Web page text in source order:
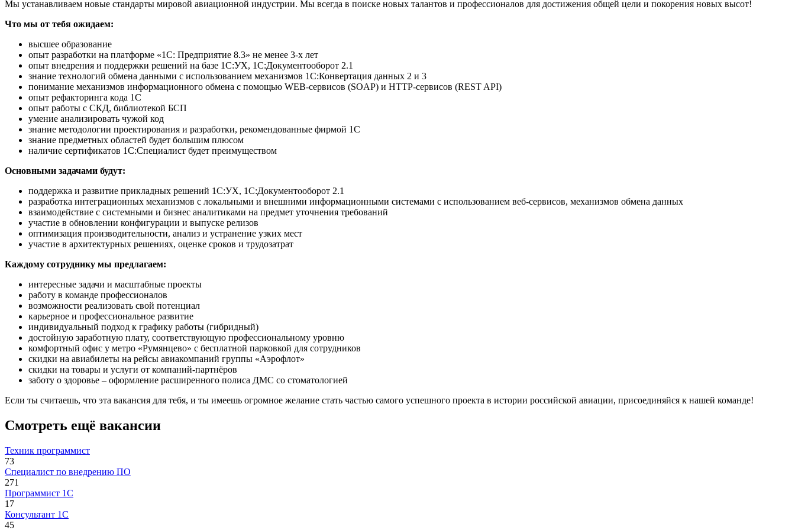
Мы устанавливаем новые стандарты мировой авиационной индустрии. Мы всегда в поиске новых талантов и профессионалов для достижения общей цели и покорения новых высот!
Что мы от тебя ожидаем:
высшее образование
опыт разработки на платформе «1С: Предприятие 8.3» не менее 3-х лет
опыт внедрения и поддержки решений на базе 1С:УХ, 1С:Документооборот 2.1
знание технологий обмена данными с использованием механизмов 1С:Конвертация данных 2 и 3
понимание механизмов информационного обмена с помощью WEB-сервисов (SOAP) и HTTP-сервисов (REST API)
опыт рефакторинга кода 1С
опыт работы с СКД, библиотекой БСП
умение анализировать чужой код
знание методологии проектирования и разработки, рекомендованные фирмой 1С
знание предметных областей будет большим плюсом
наличие сертификатов 1С:Специалист будет преимуществом
Основными задачами будут:
поддержка и развитие прикладных решений 1С:УХ, 1С:Документооборот 2.1
разработка интеграционных механизмов с локальными и внешними информационными системами с использованием веб-сервисов, механизмов обмена данных
взаимодействие с системными и бизнес аналитиками на предмет уточнения требований
участие в обновлении конфигурации и выпуске релизов
оптимизация производительности, анализ и устранение узких мест
участие в архитектурных решениях, оценке сроков и трудозатрат
Каждому сотруднику мы предлагаем:
интересные задачи и масштабные проекты
работу в команде профессионалов
возможности реализовать свой потенциал
карьерное и профессиональное развитие
индивидуальный подход к графику работы (гибридный)
достойную заработную плату, соответствующую профессиональному уровню
комфортный офис у метро «Румянцево» с бесплатной парковкой для сотрудников
скидки на авиабилеты на рейсы авиакомпаний группы «Аэрофлот»
скидки на товары и услуги от компаний-партнёров
заботу о здоровье – оформление расширенного полиса ДМС со стоматологией
Если ты считаешь, что эта вакансия для тебя, и ты имеешь огромное желание стать частью самого успешного проекта в истории российской авиации, присоединяйся к нашей команде!
Смотреть ещё вакансии
Техник программист
73
Специалист по внедрению ПО
271
Программист 1С
17
Консультант 1С
45